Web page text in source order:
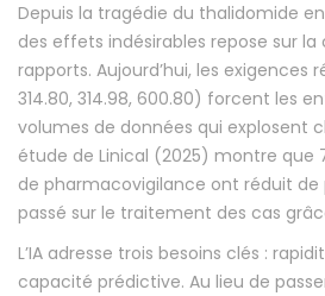
Depuis la tragédie du thalidomide en
des effets indésirables repose sur
rapports. Aujourd’hui, les exigences
314.80, 314.98, 600.80) forcent les
volumes de données qui explosent
étude de Linical (2025) montre que
de pharmacovigilance ont réduit de
passé sur le traitement des cas
L’IA adresse trois besoins clés :
capacité prédictive. Au lieu de